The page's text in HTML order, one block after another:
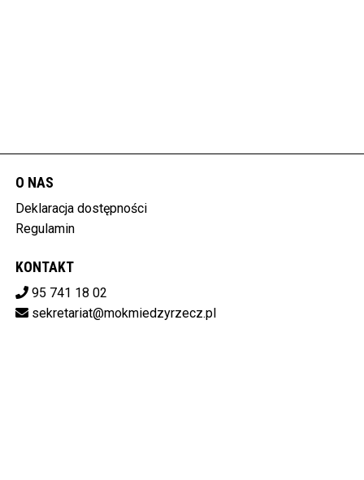
O NAS
Deklaracja dostępności
Regulamin
KONTAKT
95 741 18 02
sekretariat@mokmiedzyrzecz.pl